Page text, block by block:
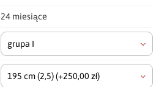
24 miesiące
grupa I
195 cm(2,5)(+250,00 zł)